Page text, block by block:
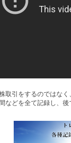
取引をするのではな
などを全て記録し、後